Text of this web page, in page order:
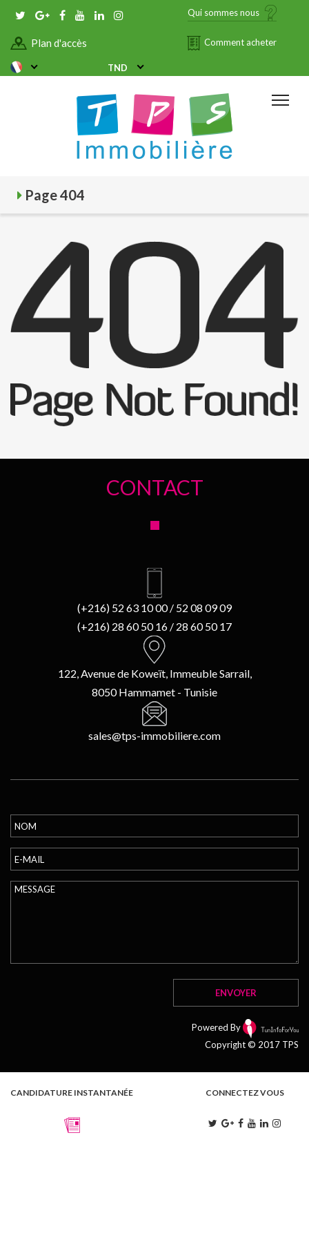
Qui sommes nous
Plan d'accès Comment acheter
TND
Page 404
CONTACT
(+216) 52 63 10 00 / 52 08 09 09
(+216) 28 60 50 16 / 28 60 50 17
122, Avenue de Koweït, Immeuble Sarrail,
8050 Hammamet - Tunisie
sales@tps-immobiliere.com
Powered By
Copyright © 2017 TPS
CANDIDATURE INSTANTANÉE CONNECTEZ VOUS